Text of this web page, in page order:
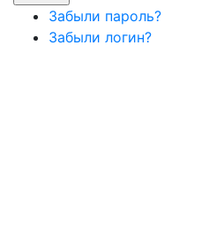
Забыли пароль?
Забыли логин?